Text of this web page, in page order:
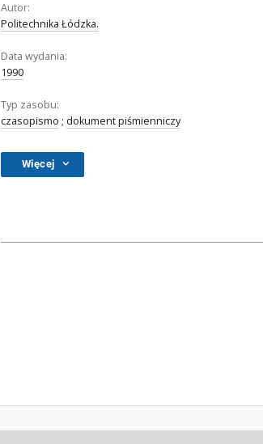
Autor:
Politechnika Łódzka.
Data wydania:
1990
Typ zasobu:
czasopismo ; dokument piśmienniczy
Więcej